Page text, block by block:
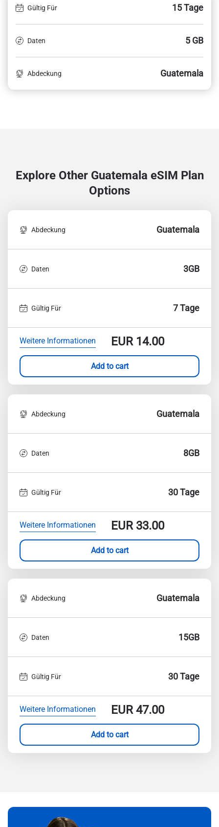
Gültig Für 15 Tage
Daten 5 GB
Abdeckung Guatemala
Explore Other Guatemala eSIM Plan
Options
Abdeckung Guatemala
Daten 3GB
Gültig Für 7 Tage
Weitere Informationen EUR14.00
Add to cart
Abdeckung Guatemala
Daten 8GB
Gültig Für 30 Tage
Weitere Informationen EUR33.00
Add to cart
Abdeckung Guatemala
Daten 15GB
Gültig Für 30 Tage
Weitere Informationen EUR47.00
Add to cart